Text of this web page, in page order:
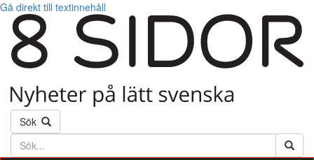
Gå direkt till textinnehåll
Sök
Söktext